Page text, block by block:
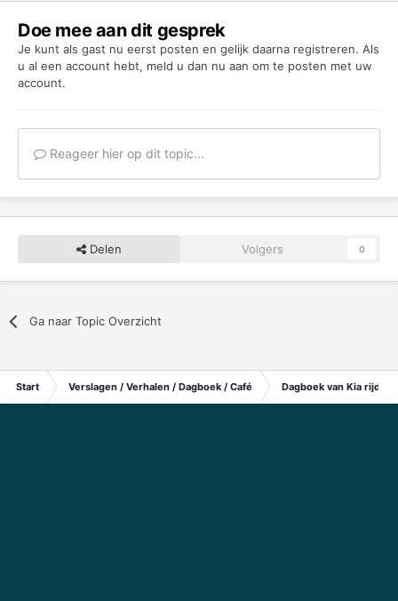
Doe mee aan dit gesprek
Je kunt als gast nu eerst posten en gelijk daarna registreren. Als
u al een account hebt, meld u dan nu aan om te posten met uw
account.
Reageer hier op dit topic...
Delen Volgers 0
Ga naar Topic Overzicht
Start Verslagen / Verhalen / Dagboek / Café Dagboek van Kia rijders